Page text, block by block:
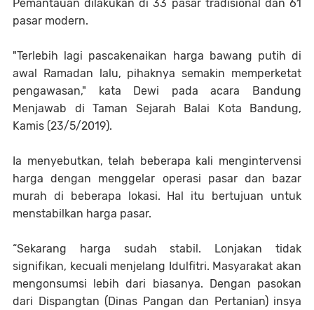
Pemantauan dilakukan di 33 pasar tradisional dan 61
pasar modern.
"Terlebih lagi pascakenaikan harga bawang putih di
awal Ramadan lalu, pihaknya semakin memperketat
pengawasan," kata Dewi pada acara Bandung
Menjawab di Taman Sejarah Balai Kota Bandung,
Kamis (23/5/2019).
Ia menyebutkan, telah beberapa kali mengintervensi
harga dengan menggelar operasi pasar dan bazar
murah di beberapa lokasi. Hal itu bertujuan untuk
menstabilkan harga pasar.
“Sekarang harga sudah stabil. Lonjakan tidak
signifikan, kecuali menjelang Idulfitri. Masyarakat akan
mengonsumsi lebih dari biasanya. Dengan pasokan
dari Dispangtan (Dinas Pangan dan Pertanian) insya